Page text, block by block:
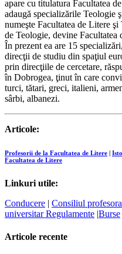
apare cu titulatura Facultatea
adaugă specializările Teologie
numeşte Facultatea de Litere
de Teologie, devine Facultatea
În prezent ea are 15
direcţii de studiu din spaţiul
prin direcţiile de cercetare,
în Dobrogea, ţinut în care
turci, tătari, greci, italieni,
sârbi, albanezi.
Articole:
Profesorii de la Facultatea de Litere |
Facultatea de Litere
Linkuri utile:
Conducere | Consiliul
universitarRegulamente |Burse
Articole recente